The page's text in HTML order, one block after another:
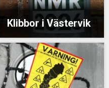
Klibbor i Västervik